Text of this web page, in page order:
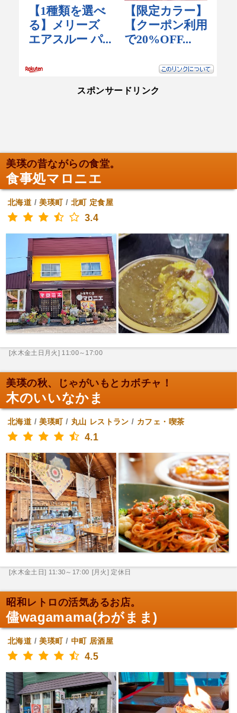
スポンサードリンク
美瑛の昔ながらの食堂。
食事処マロニエ
北海道 /美瑛町/ 北町 定食屋
3.4
[水木金土日月火] 11:00～17:00
美瑛の秋、じゃがいもとカボチャ！
木のいいなかま
北海道 /美瑛町/ 丸山 レストラン / カフェ・喫茶
4.1
[水木金土日] 11:30～17:00 [月火] 定休日
昭和レトロの活気あるお店。
儘wagamama(わがまま)
北海道 /美瑛町/ 中町 居酒屋
4.5